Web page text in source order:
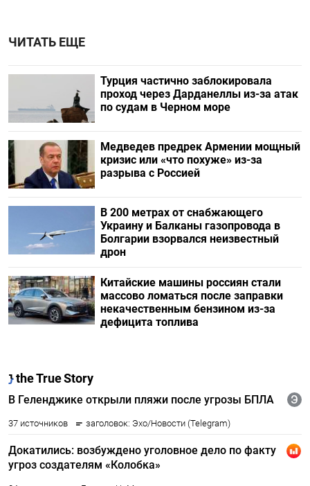
ЧИТАТЬ ЕЩЕ
Турция частично заблокировала
проход через Дарданеллы из-за атак
по судам в Черном море
Медведев предрек Армении мощный
кризис или «что похуже» из-за
разрыва с Россией
В 200 метрах от снабжающего
Украину и Балканы газопровода в
Болгарии взорвался неизвестный
дрон
Китайские машины россиян стали
массово ломаться после заправки
некачественным бензином из-за
дефицита топлива